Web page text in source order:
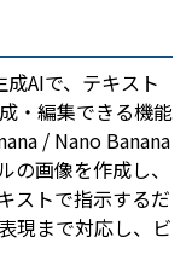
AIで、テキスト
・編集できる機能
/ Nano Banana
画像を作成し、
ストで指示するだ
現まで対応し、ビ